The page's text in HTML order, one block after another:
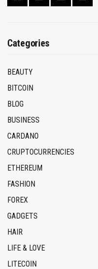
Categories
BEAUTY
BITCOIN
BLOG
BUSINESS
CARDANO
CRUPTOCURRENCIES
ETHEREUM
FASHION
FOREX
GADGETS
HAIR
LIFE & LOVE
LITECOIN